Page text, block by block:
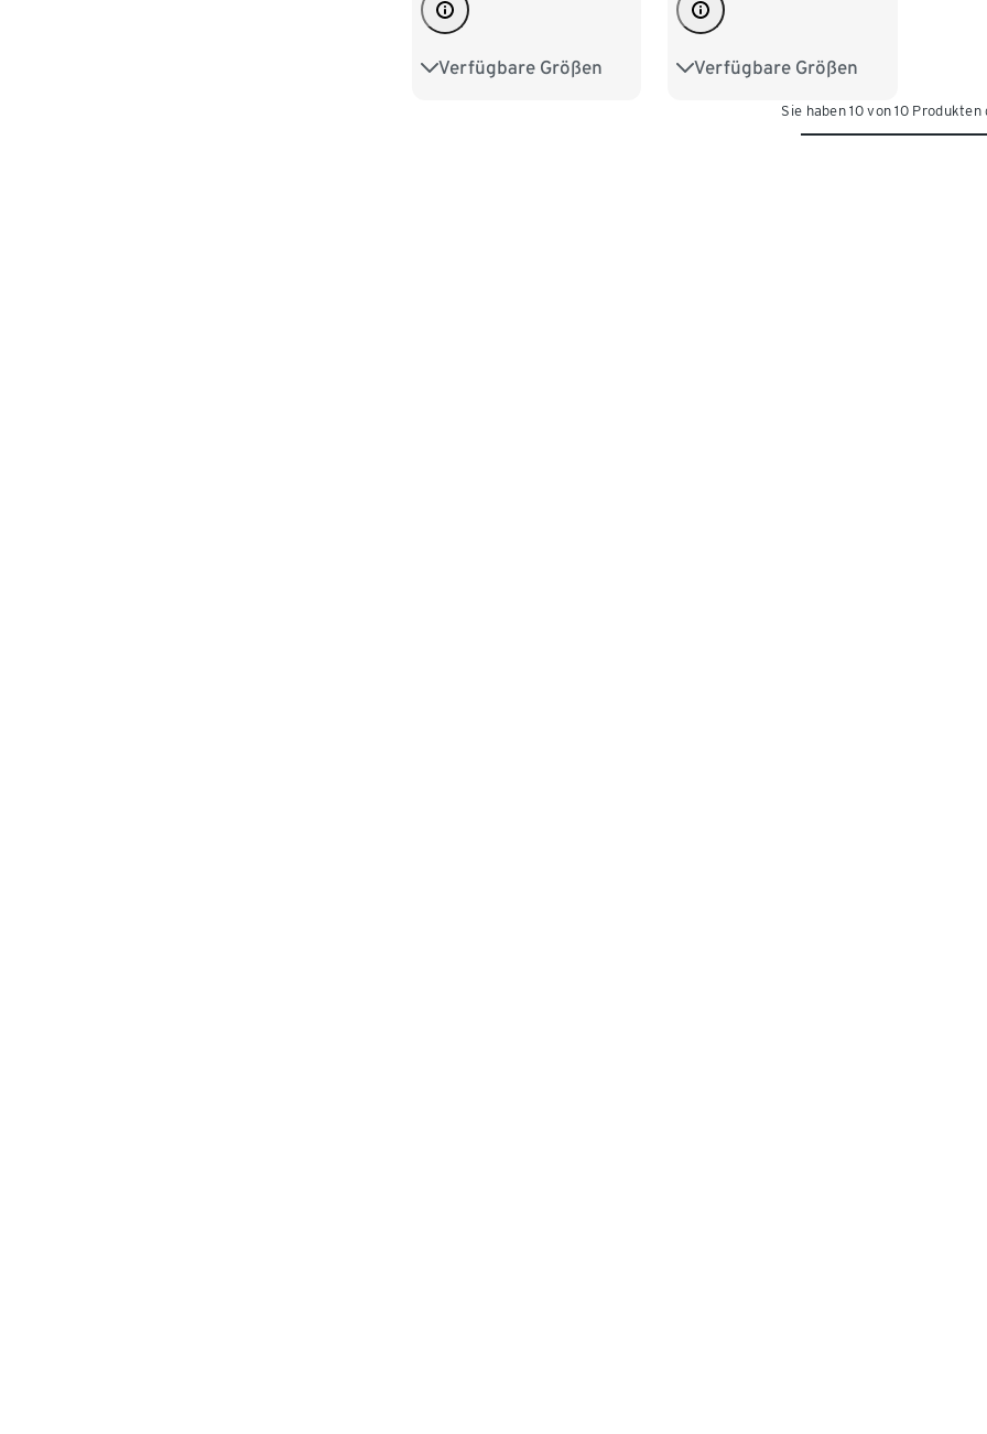
Verfügbare Größen
31-34 35-38 39-42 Verfügbare Größen
23-26 27-30 31-34
39-42Sie haben 10 von 10 Produkten